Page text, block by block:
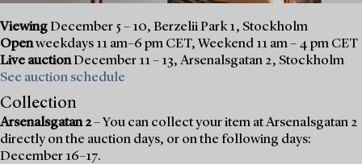
ViewingDecember 5 – 10, Berzelii Park 1, Stockholm
Openweekdays 11 am–6 pm CET, Weekend 11 am – 4 pm CET
Live auctionDecember 11 – 13, Arsenalsgatan 2, Stockholm
See auction schedule
Collection
Arsenalsgatan 2– You can collect your item at Arsenalsgatan 2
directly on the auction days, or on the following days:
December 16–17.